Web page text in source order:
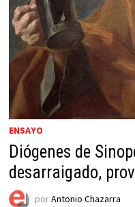
ENSAYO
Diógenes de
desarraigado,
porAntonio Chazarra